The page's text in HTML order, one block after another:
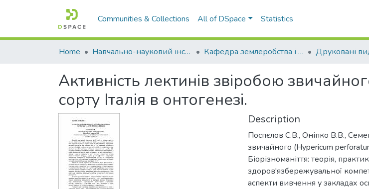
Communities & Collections All of DSpace Statistics
Home Навчально-науковий інститут агротехнологій, селекції та екології Кафедра землеробства і агрохімії ім. В.І.Сазанова
Активність лектинів звіробою
сорту Італія в онтогенезі.
Description
Поспєлов С.В., Оніпко В.В.,
звичайного (Hypericum
Біорізноманіття: теорія,
здоров'язбережувальної
аспекти вивчення у закладах